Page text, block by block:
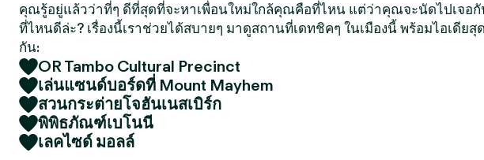
คุณรู้อยู่แล้วว่าที่ๆ ดีที่สุดที่จะหาเพื่อนใหม่ใกล้คุณคือที่ไหน แต่ว่าคุณจะนัดไปเจอ
ที่ไหนดีล่ะ? เรื่องนี้เราช่วยได้สบายๆ มาดูสถานที่เดทชิคๆ ในเมืองนี้ พร้อมไอเดียสุ
กัน:
OR Tambo Cultural Precinct
เล่นแซนด์บอร์ดที่ Mount Mayhem
สวนกระต่ายโจฮันเนสเบิร์ก
พิพิธภัณฑ์เบโนนี
เลคไซด์ มอลล์